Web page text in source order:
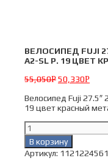
ВЕЛОСИПЕД FUJI
A2-SL Р. 19 ЦВЕТ
55,050Р 50,330Р
Велосипед Fuji 27.5″
19 цвет красный
Количество
товара
Велосипед
Fuji
В корзину
Артикул: